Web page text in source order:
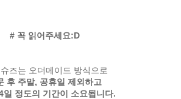
# 꼭 읽어주세요:D
즈는 오더메이드 방식으로
후 주말, 공휴일 제외하고
일 정도의 기간이 소요됩니다.